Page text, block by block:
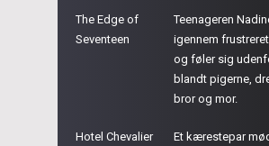
The Edge of
Seventeen
Teenageren
igennem
og føler sig
blandt pigerne,
bror og mor.
Hotel Chevalier
Et kærestepar